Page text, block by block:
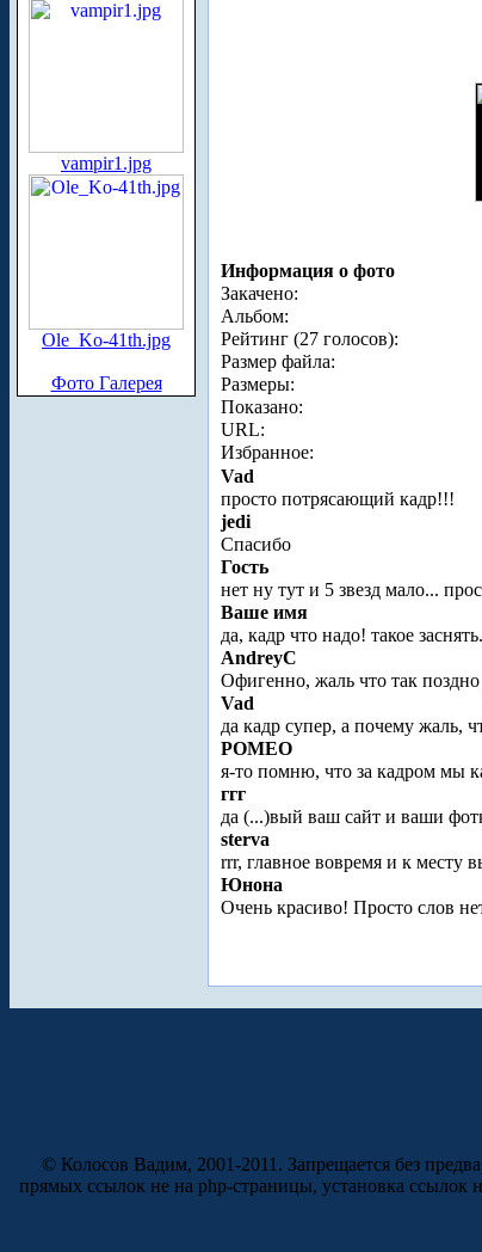
vampir1.jpg
Ole_Ko-41th.jpg
Фото Галерея
Информация о фото
Закачено:
Альбом:
Рейтинг (27 голосов):
Размер файла:
Размеры:
Показано:
URL:
Избранное:
Vad
просто потрясающий кадр!!!
jedi
Спасибо
Гость
нет ну тут и 5 звезд мало...
Ваше имя
да, кадр что надо! такое
AndreyC
Офигенно, жаль что так
Vad
да кадр супер, а почему жаль,
POMEO
я-то помню, что за кадром мы
ггг
да (...)вый ваш сайт и ваши
sterva
rrr, главное вовремя и к месту
Юнона
Очень красиво! Просто слов
© Колосов Вадим, 2001-2011. Запрещается без
прямых ссылок не на php-страницы, установка ссылок